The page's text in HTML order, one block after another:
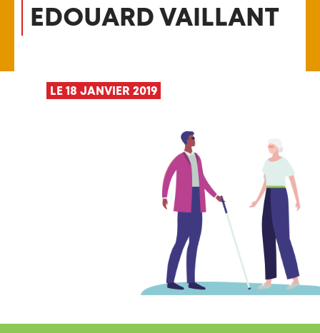
EDOUARD VAILLANT
LE 18 JANVIER 2019